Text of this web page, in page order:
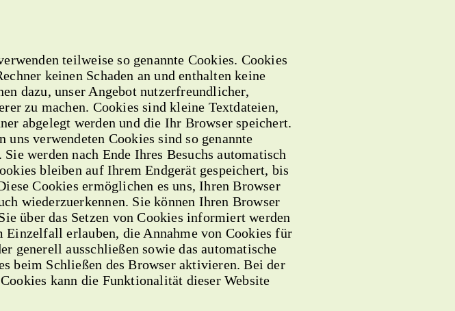
teilweise so genannte Cookies. Cookies
keinen Schaden an und enthalten keine
dazu, unser Angebot nutzerfreundlicher,
zu machen. Cookies sind kleine Textdateien,
abgelegt werden und die Ihr Browser speichert.
uns verwendeten Cookies sind so genannte
Sie werden nach Ende Ihres Besuchs automatisch
bleiben auf Ihrem Endgerät gespeichert, bis
Cookies ermöglichen es uns, Ihren Browser
wiederzuerkennen. Sie können Ihren Browser
über das Setzen von Cookies informiert werden
Einzelfall erlauben, die Annahme von Cookies für
generell ausschließen sowie das automatische
beim Schließen des Browser aktivieren. Bei der
kann die Funktionalität dieser Website